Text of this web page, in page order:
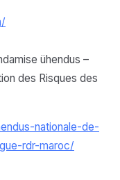
ühendus –
des Risques des
nationale-de-
rdr-maroc/